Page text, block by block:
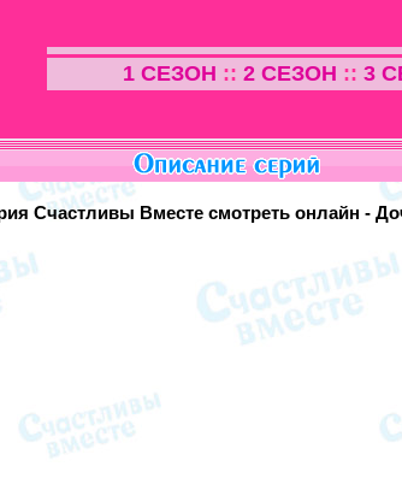
1 СЕЗОН :: 2 СЕЗОН :: 3
Счастливы Вместе смотреть онлайн -